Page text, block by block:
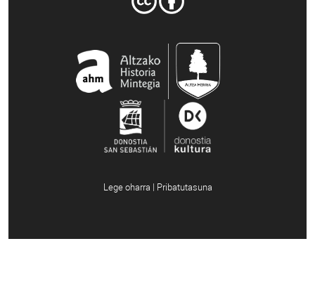
Lege oharra | Pribatutasuna